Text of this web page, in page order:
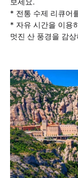
* 전통 수제 리큐어
* 자유 시간을 이용
멋진 산 풍경을 감